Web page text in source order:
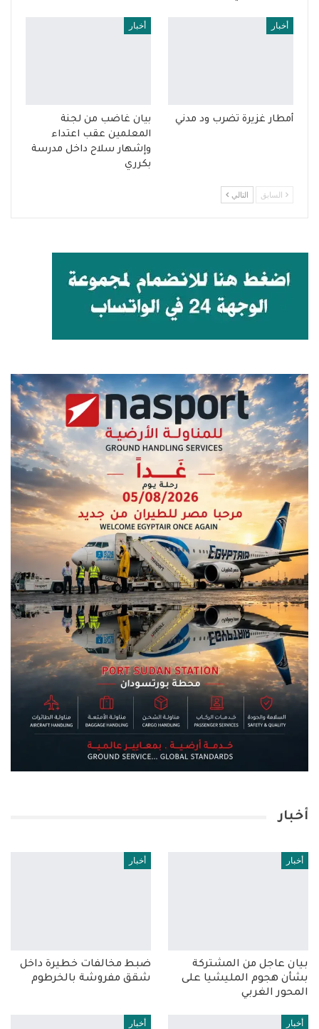
أخبار
أمطار غزيرة تضرب ود مدني
أخبار
بيان غاضب من لجنة
المعلمين عقب اعتداء
وإشهار سلاح داخل مدرسة
بكرري
السابق التالي
أخبار
أخبار
بيان عاجل من المشتركة
بشأن هجوم المليشيا على
المحور الغربي
أخبار
ضبط مخالفات خطيرة داخل
شقق مفروشة بالخرطوم
أخبار أخبار